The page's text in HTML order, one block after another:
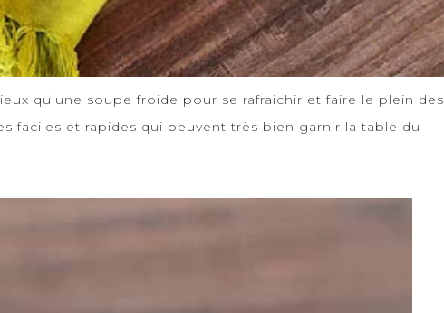
qu’une soupe froide pour se rafraichir et faire le plein des
faciles et rapides qui peuvent très bien garnir la table du